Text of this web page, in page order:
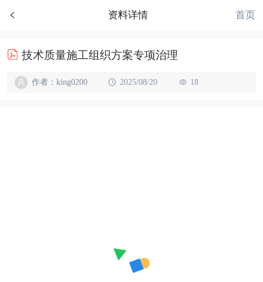
资料详情 首页
技术质量施工组织方案专项治理
作者：king0200 2025/08/20 18